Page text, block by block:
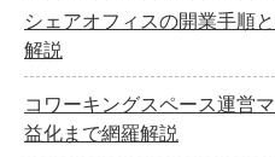
シェアオフィスの開業手順
解説
コワーキングスペース運営
益化まで網羅解説